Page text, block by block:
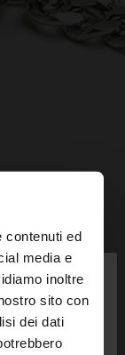
contenuti ed
media e
inoltre
sito con
dei dati
×
navigare